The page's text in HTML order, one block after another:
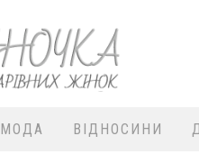
МОДА ВІДНОСИНИ